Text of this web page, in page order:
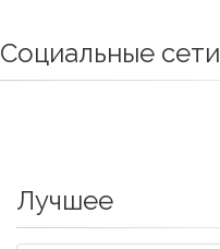
Социальные сети
Лучшее